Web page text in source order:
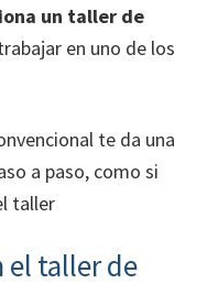
un taller de
en uno de los
te da una
a paso, como si
taller
el taller de